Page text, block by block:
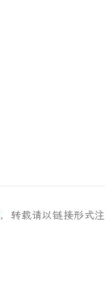
，转载请以链接形式注